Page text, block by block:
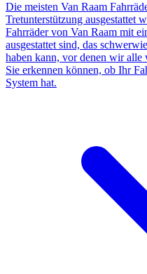
Die meisten Van Raam
Tretunterstützung ausgestattet
Fahrräder von Van Raam mit
ausgestattet sind, das
haben kann, vor denen wir alle
Sie erkennen können, ob Ihr
System hat.